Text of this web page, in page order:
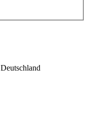
Deutschland